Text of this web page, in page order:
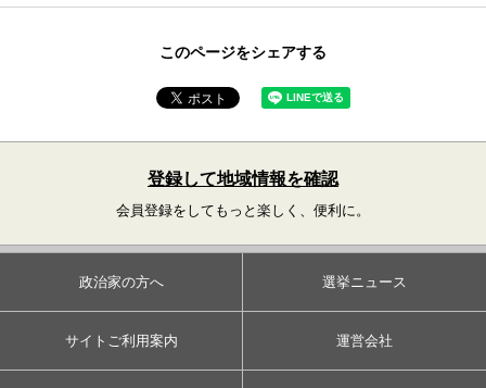
このページをシェアする
登録して地域情報を確認
会員登録をしてもっと楽しく、便利に。
政治家の方へ 選挙ニュース
サイトご利用案内 運営会社